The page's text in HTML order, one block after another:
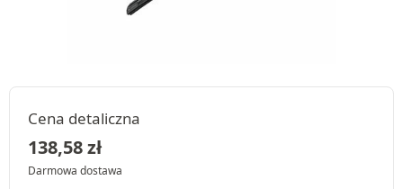
Cena detaliczna
138,58zł
Darmowa dostawa